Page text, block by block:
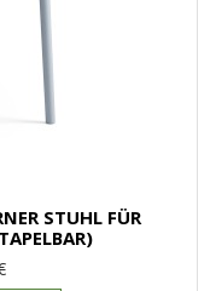
STUHL FÜR